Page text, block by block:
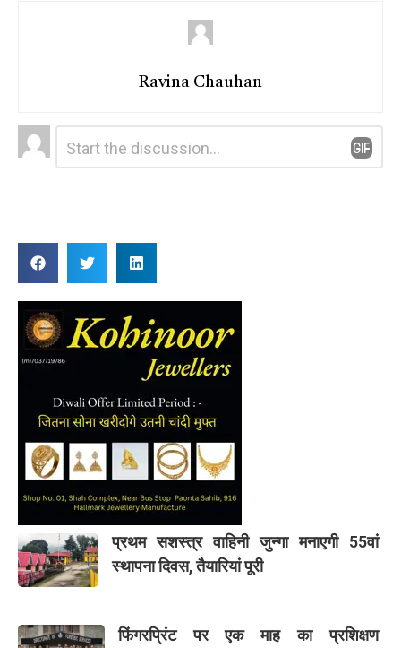
Ravina Chauhan
Leave
a
Comment
प्रथम सशस्त्र वाहिनी जुन्गा मनाएगी 55वां
स्थापना दिवस, तैयारियां पूरी
फिंगरप्रिंट पर एक माह का प्रशिक्षण